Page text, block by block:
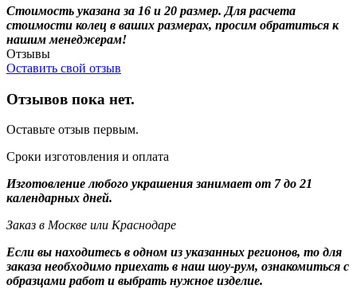
Стоимость указана за 16 и 20 размер. Для расчета
стоимости колец в ваших размерах, просим обратиться к
нашим менеджерам!
Отзывы
Оставить свой отзыв
Отзывов пока нет.
Оставьте отзыв первым.
Сроки изготовления и оплата
Изготовление любого украшения занимает от 7 до 21
календарных дней.
Заказ в Москве или Краснодаре
Если вы находитесь в одном из указанных регионов, то для
заказа необходимо приехать в наш шоу-рум, ознакомиться с
образцами работ и выбрать нужное изделие.